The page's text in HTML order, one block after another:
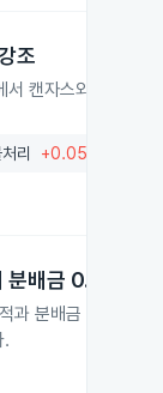
조
캔자스와 텍사스
리 +0.05%
배금 0.09달러
과 분배금 지급 계
.